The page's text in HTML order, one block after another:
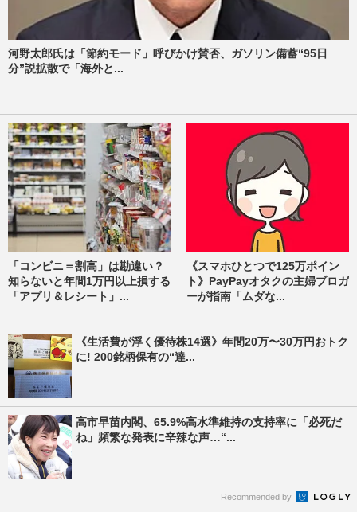
河野太郎氏は「節約モード」呼びかけ賛否、ガソリン備蓄“95日
分”説拡散で「海外と...
「コンビニ＝割高」は勘違い？
知らないと年間1万円以上損する
「アプリ＆レシート」...
《スマホひとつで125万ポイン
ト》PayPayオタクの主婦ブロガ
ーが指南「ムダな...
《生活費が浮く優待株14選》年間20万〜30万円おトク
に! 200銘柄保有の“達...
高市早苗内閣、65.9%高水準維持の支持率に「必死だ
ね」頻繁な発表に辛辣な声…“...
Recommended by